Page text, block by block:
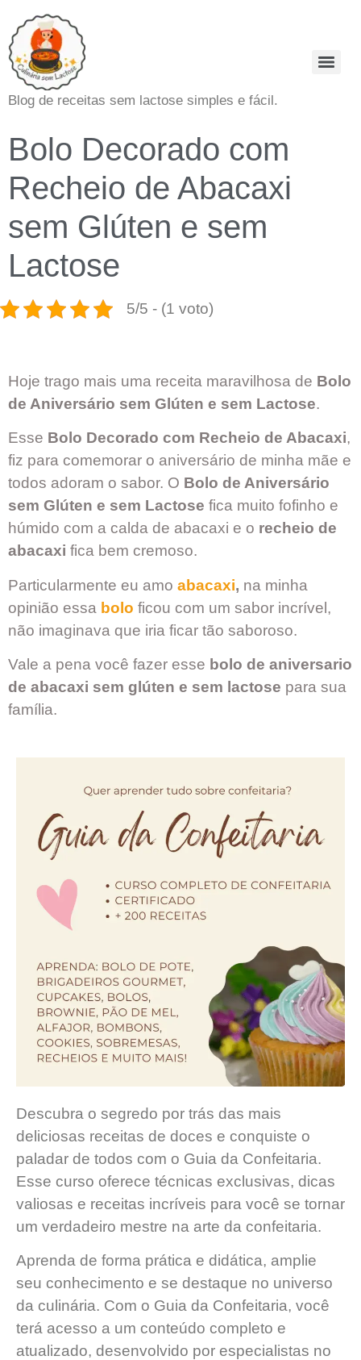
Blog de receitas sem lactose simples e fácil.
Bolo Decorado com
Recheio de Abacaxi
sem Glúten e sem
Lactose
5/5 - (1 voto)
Hoje trago mais uma receita maravilhosa de Bolo
de Aniversário sem Glúten e sem Lactose.
Esse Bolo Decorado com Recheio de Abacaxi,
fiz para comemorar o aniversário de minha mãe e
todos adoram o sabor. O Bolo de Aniversário
sem Glúten e sem Lactose fica muito fofinho e
húmido com a calda de abacaxi e o recheio de
abacaxi fica bem cremoso.
Particularmente eu amo abacaxi, na minha
opinião essa bolo ficou com um sabor incrível,
não imaginava que iria ficar tão saboroso.
Vale a pena você fazer esse bolo de aniversario
de abacaxi sem glúten e sem lactose para sua
família.
Descubra o segredo por trás das mais
deliciosas receitas de doces e conquiste o
paladar de todos com o Guia da Confeitaria.
Esse curso oferece técnicas exclusivas, dicas
valiosas e receitas incríveis para você se tornar
um verdadeiro mestre na arte da confeitaria.
Aprenda de forma prática e didática, amplie
seu conhecimento e se destaque no universo
da culinária. Com o Guia da Confeitaria, você
terá acesso a um conteúdo completo e
atualizado, desenvolvido por especialistas no